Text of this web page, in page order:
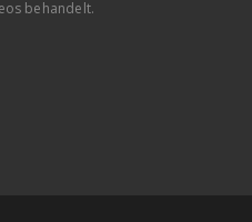
behandelt.